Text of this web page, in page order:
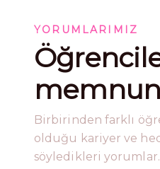
YORUMLARIMIZ
Birbirinden farklı
olduğu kariyer ve
söyledikleri yorumlar.